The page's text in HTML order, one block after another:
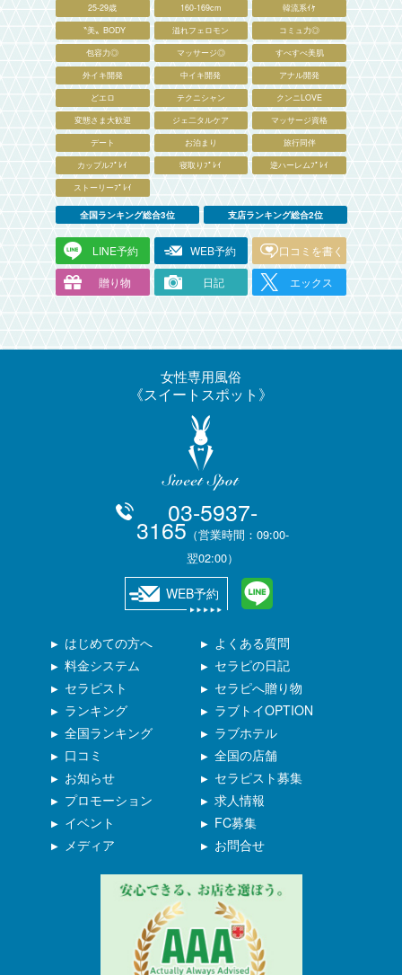
25-29歳 160-169cm
韓流系ｲｹ
〝美〟BODY
溢れフェロモン
コミュ力◎
包容力◎
マッサージ◎
すべすべ美肌
外イキ開発
中イキ開発
アナル開発
どエロ
テクニシャン
クンニLOVE
変態さま大歓迎
ジェ二タルケア
マッサージ資格
デート
お泊まり
旅行同伴
カップルﾌﾟﾚｲ
寝取りﾌﾟﾚｲ
逆ハーレムﾌﾟﾚｲ
ストーリーﾌﾟﾚｲ
全国ランキング総合3位 支店ランキング総合2位
LINE予約 WEB予約 口コミを書く
贈り物 日記 エックス
女性専用風俗
スイートスポット
03-5937-
3165 （営業時間：09:00-
翌02:00）
WEB予約
はじめての方へ
プロモーション
ラブホテル
料金システム
イベント
全国の店舗
セラピスト
メディア
セラピスト募集
ランキング
よくある質問
求人情報
全国ランキング
セラピの日記
FC募集
口コミ
セラピへ贈り物
お問合せ
お知らせ
ラブトイOPTION